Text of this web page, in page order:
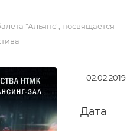
"Альянс", посвящается
02.02.2019
Дата